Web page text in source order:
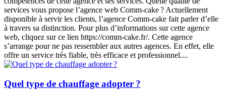
services vous propose l’agence web Comm-cake ? Actuellement
disponible à servir les clients, l’agence Comm-cake fait parler d’elle
à travers sa distinction. Pour plus d’informations sur cette agence
web, cliquez sur ce lien https://comm-cake.fr/. Cette agence
s’arrange pour ne pas ressembler aux autres agences. En effet, elle
offre un service très fiable, très efficace et professionnel....
Quel type de chauffage adopter ?